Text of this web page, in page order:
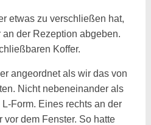
etwas zu verschließen hat,
der Rezeption abgeben.
Koffer.
angeordnet als wir das von
Nicht nebeneinander als
Form. Eines rechts an der
vor dem Fenster. So hatte